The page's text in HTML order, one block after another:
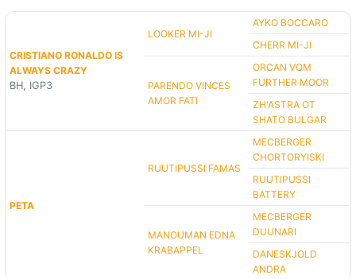
CRISTIANO RONALDO IS
ALWAYS CRAZY
BH, IGP3
LOOKER MI-JI
AYKO BOCCARO
CHERR MI-JI
PARENDO VINCES
AMOR FATI
ORCAN VOM
FURTHER MOOR
ZH'ASTRA OT
SHATO BULGAR
PETA
RUUTIPUSSI FAMAS
MECBERGER
CHORTORYISKI
RUUTIPUSSI
BATTERY
MANOUMAN EDNA
KRABAPPEL
MECBERGER
DUUNARI
DANESKJOLD
ANDRA